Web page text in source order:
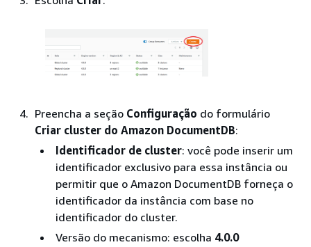
Preencha a seção Configuração do formulário
Criar cluster do Amazon DocumentDB:
Identificador de cluster: você pode inserir um
identificador exclusivo para essa instância ou
permitir que o Amazon DocumentDB forneça o
identificador da instância com base no
identificador do cluster.
Versão do mecanismo: escolha 4.0.0